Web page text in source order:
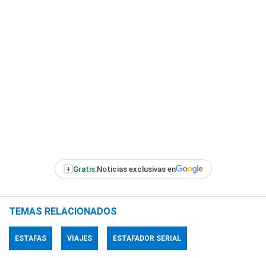
+ Gratis:Noticias exclusivas en
TEMAS RELACIONADOS
ESTAFAS VIAJES ESTAFADOR SERIAL